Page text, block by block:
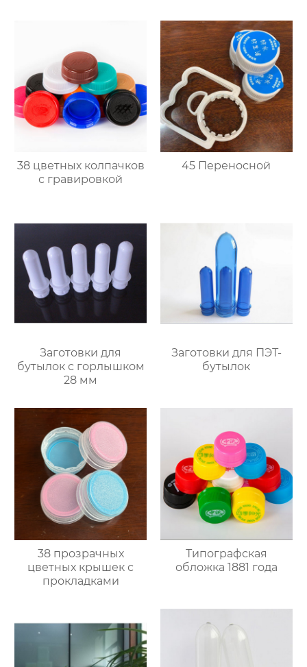
38 цветных колпачков
с гравировкой
45 Переносной
Заготовки для
бутылок с горлышком
28 мм
Заготовки для ПЭТ-
бутылок
38 прозрачных
цветных крышек с
прокладками
Типографская
обложка 1881 года